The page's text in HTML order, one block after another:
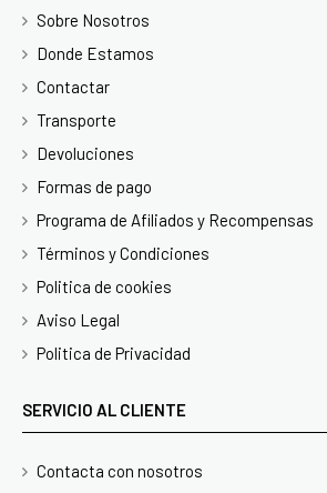
Sobre Nosotros
Donde Estamos
Contactar
Transporte
Devoluciones
Formas de pago
Programa de Afiliados y Recompensas
Términos y Condiciones
Politica de cookies
Aviso Legal
Politica de Privacidad
SERVICIO AL CLIENTE
Contacta con nosotros